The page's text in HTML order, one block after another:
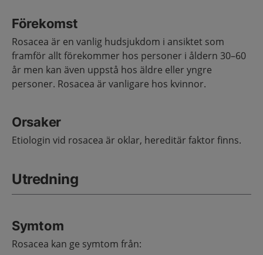
Förekomst
Rosacea är en vanlig hudsjukdom i ansiktet som
framför allt förekommer hos personer i åldern 30–60
år men kan även uppstå hos äldre eller yngre
personer. Rosacea är vanligare hos kvinnor.
Orsaker
Etiologin vid rosacea är oklar, hereditär faktor finns.
Utredning
Symtom
Rosacea kan ge symtom från: